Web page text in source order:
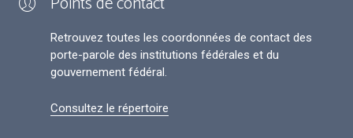
Retrouvez toutes les coordonnées de contact des
porte-parole des institutions fédérales et du
gouvernement fédéral.
Consultez le répertoire